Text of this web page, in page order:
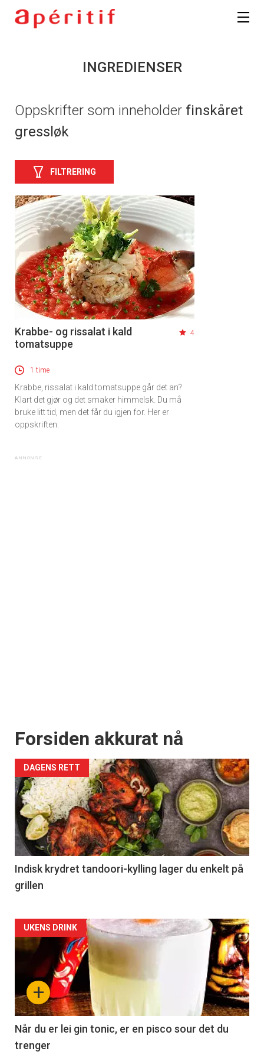
INGREDIENSER
Oppskrifter som inneholder finskåret
gressløk
FILTRERING
Krabbe- og rissalat i kald
tomatsuppe
4
1 time
Krabbe, rissalat i kald tomatsuppe går det an?
Klart det gjør og det smaker himmelsk. Du må
bruke litt tid, men det får du igjen for. Her er
oppskriften.
Forsiden akkurat nå
DAGENS RETT
Indisk krydret tandoori-kylling lager du enkelt på
grillen
Forsiden
akkurat
nå
-
2
+
UKENS DRINK
Når du er lei gin tonic, er en pisco sour det du
trenger